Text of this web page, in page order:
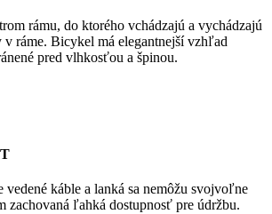
rámu, do ktorého vchádzajú a vychádzajú
v ráme. Bicykel má elegantnejší vzhľad
pred vlhkosťou a špinou.
vedené káble a lanká sa nemôžu svojvoľne
zachovaná ľahká dostupnosť pre údržbu.